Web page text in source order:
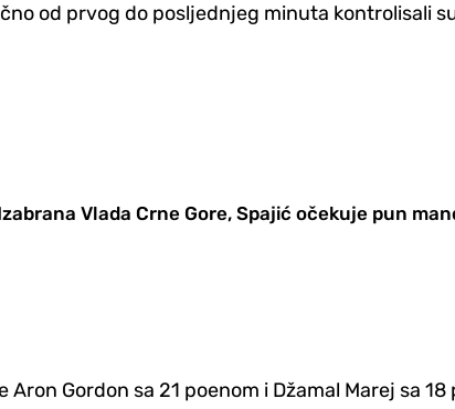
od prvog do posljednjeg minuta kontrolisali
Vlada Crne Gore, Spajić očekuje pun
Gordon sa 21 poenom i Džamal Marej sa